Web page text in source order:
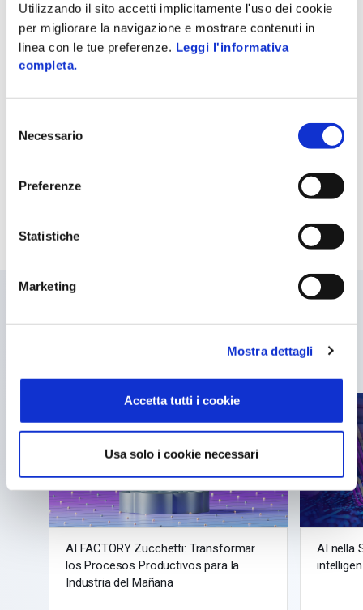
Utilizzando il sito accetti implicitamente l'uso dei cookie
per migliorare la navigazione e mostrare contenuti in
linea con le tue preferenze. Leggi l'informativa
completa.
delNecessario
Preferenze
Statistiche
Marketing
Mostra dettagli
Accetta tutti i cookie
Usa solo i cookie necessari
L’Offerta Zucchetti Digital Supply Chain rivoluziona il
modo di produrre aiutando le aziende nel prendere
decisioni proattive ed efficaci, trasformando la supply
criticità ma bensì un grande valore aggiunto, per le
aziende di ogni dimensione che vogliono essere
Altre news recenti
AI FACTORY Zucchetti: Transformar
los Procesos Productivos para la
Industria del Mañana
AI nella